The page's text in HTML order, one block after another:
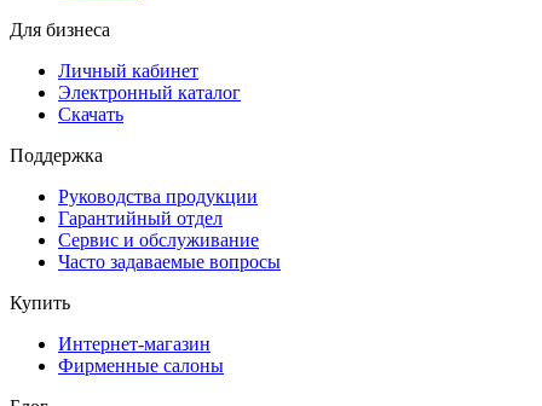
Для бизнеса
Личный кабинет
Электронный каталог
Скачать
Поддержка
Руководства продукции
Гарантийный отдел
Сервис и обслуживание
Часто задаваемые вопросы
Купить
Интернет-магазин
Фирменные салоны